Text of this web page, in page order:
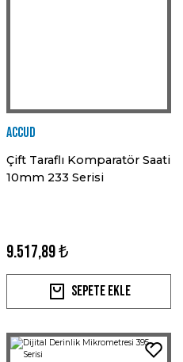
Accud
Çift Taraflı Komparatör Saati
10mm 233 Serisi
9.517,89 ₺
Sepete Ekle